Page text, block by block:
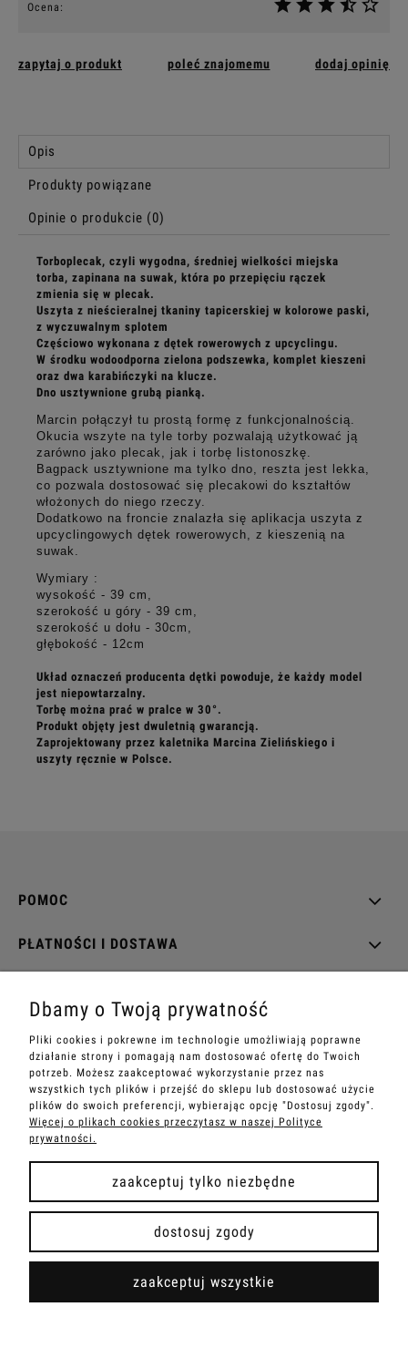
Ocena:
zapytaj o produkt poleć znajomemu dodaj opinię
Opis
Produkty powiązane
Opinie o produkcie (0)
Torboplecak, czyli wygodna, średniej wielkości miejska
torba, zapinana na suwak, która po przepięciu rączek
zmienia się w plecak.
Uszyta z nieścieralnej tkaniny tapicerskiej w kolorowe paski,
z wyczuwalnym splotem
Częściowo wykonana z dętek rowerowych z upcyclingu.
W środku wodoodporna zielona podszewka, komplet kieszeni
oraz dwa karabińczyki na klucze.
Dno usztywnione grubą pianką.
Marcin połączył tu prostą formę z funkcjonalnością.
Okucia wszyte na tyle torby pozwalają użytkować ją
zarówno jako plecak, jak i torbę listonoszkę.
Bagpack usztywnione ma tylko dno, reszta jest lekka,
co pozwala dostosować się plecakowi do kształtów
włożonych do niego rzeczy.
Dodatkowo na froncie znalazła się aplikacja uszyta z
upcyclingowych dętek rowerowych, z kieszenią na
suwak.
Wymiary :
wysokość - 39 cm,
szerokość u góry - 39 cm,
szerokość u dołu - 30cm,
głębokość - 12cm
Układ oznaczeń producenta dętki powoduje, że każdy model
jest niepowtarzalny.
Torbę można prać w pralce w 30°.
Produkt objęty jest dwuletnią gwarancją.
Zaprojektowany przez kaletnika Marcina Zielińskiego i
uszyty ręcznie w Polsce.
POMOC
PŁATNOŚCI I DOSTAWA
zielinskibags - wszelkie prawa zastrzeżone
pokaż pełną wersję strony
Sklep internetowy Shoper Premium
Dbamy o Twoją prywatność
Pliki cookies i pokrewne im technologie umożliwiają poprawne
działanie strony i pomagają nam dostosować ofertę do Twoich
potrzeb. Możesz zaakceptować wykorzystanie przez nas
wszystkich tych plików i przejść do sklepu lub dostosować użycie
plików do swoich preferencji, wybierając opcję "Dostosuj zgody".
Więcej o plikach cookies przeczytasz w naszej Polityce
prywatności.
zaakceptuj tylko niezbędne
dostosuj zgody
zaakceptuj wszystkie